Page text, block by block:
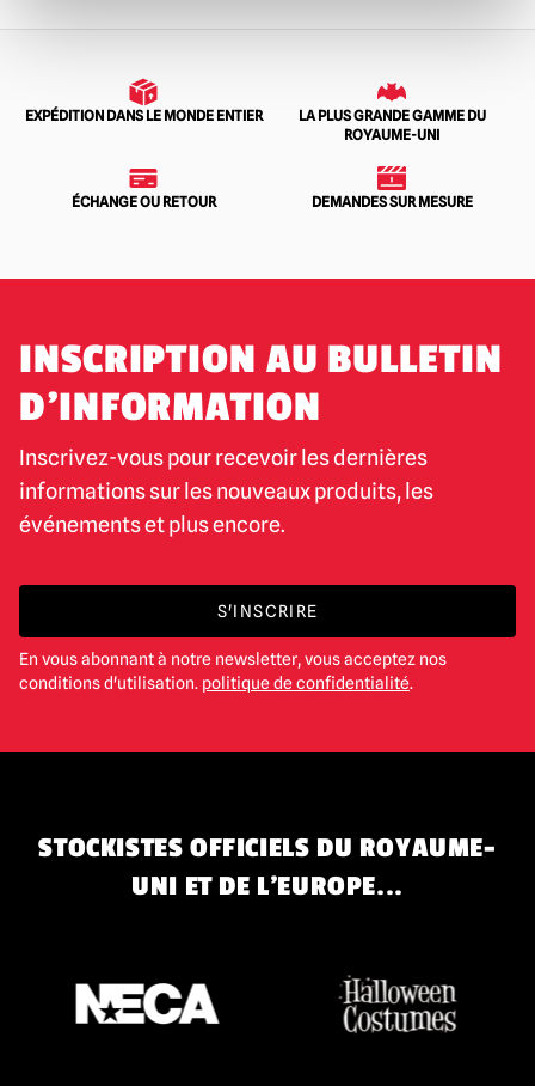
EXPÉDITION DANS LE MONDE ENTIER
LA PLUS GRANDE GAMME DU
ROYAUME-UNI
ÉCHANGE OU RETOUR DEMANDES SUR MESURE
INSCRIPTION AU BULLETIN
D'INFORMATION
Inscrivez-vous pour recevoir les dernières
informations sur les nouveaux produits, les
événements et plus encore.
S'INSCRIRE
En vous abonnant à notre newsletter, vous acceptez nos
conditions d'utilisation. politique de confidentialité.
STOCKISTES OFFICIELS DU ROYAUME-
UNI ET DE L'EUROPE...